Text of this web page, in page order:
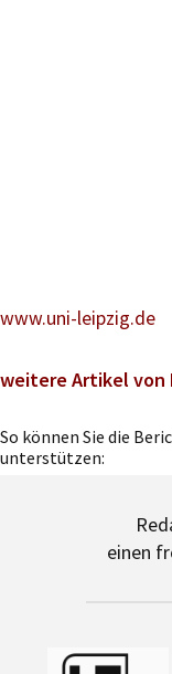
www.uni-leipzig.de
weitere Artikel von
So können Sie die
unterstützen:
einen